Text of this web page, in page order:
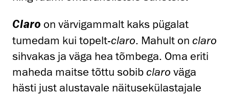
Claro on värvigammalt kaks pügalat
tumedam kui topelt-claro. Mahult on claro
sihvakas ja väga hea tõmbega. Oma eriti
maheda maitse tõttu sobibclaro väga
hästi just alustavale näitusekülastajale